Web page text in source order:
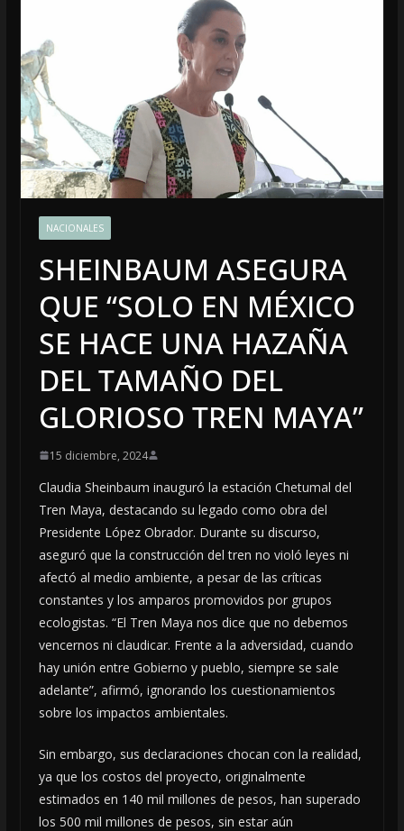
NACIONALES
SHEINBAUM ASEGURA
QUE “SOLO EN MÉXICO
SE HACE UNA HAZAÑA
DEL TAMAÑO DEL
GLORIOSO TREN MAYA”
15 diciembre, 2024
Claudia Sheinbaum inauguró la estación Chetumal del
Tren Maya, destacando su legado como obra del
Presidente López Obrador. Durante su discurso,
aseguró que la construcción del tren no violó leyes ni
afectó al medio ambiente, a pesar de las críticas
constantes y los amparos promovidos por grupos
ecologistas. “El Tren Maya nos dice que no debemos
vencernos ni claudicar. Frente a la adversidad, cuando
hay unión entre Gobierno y pueblo, siempre se sale
adelante”, afirmó, ignorando los cuestionamientos
sobre los impactos ambientales.
Sin embargo, sus declaraciones chocan con la realidad,
ya que los costos del proyecto, originalmente
estimados en 140 mil millones de pesos, han superado
los 500 mil millones de pesos, sin estar aún